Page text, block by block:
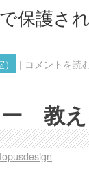
保護さ
| コメントを読
教